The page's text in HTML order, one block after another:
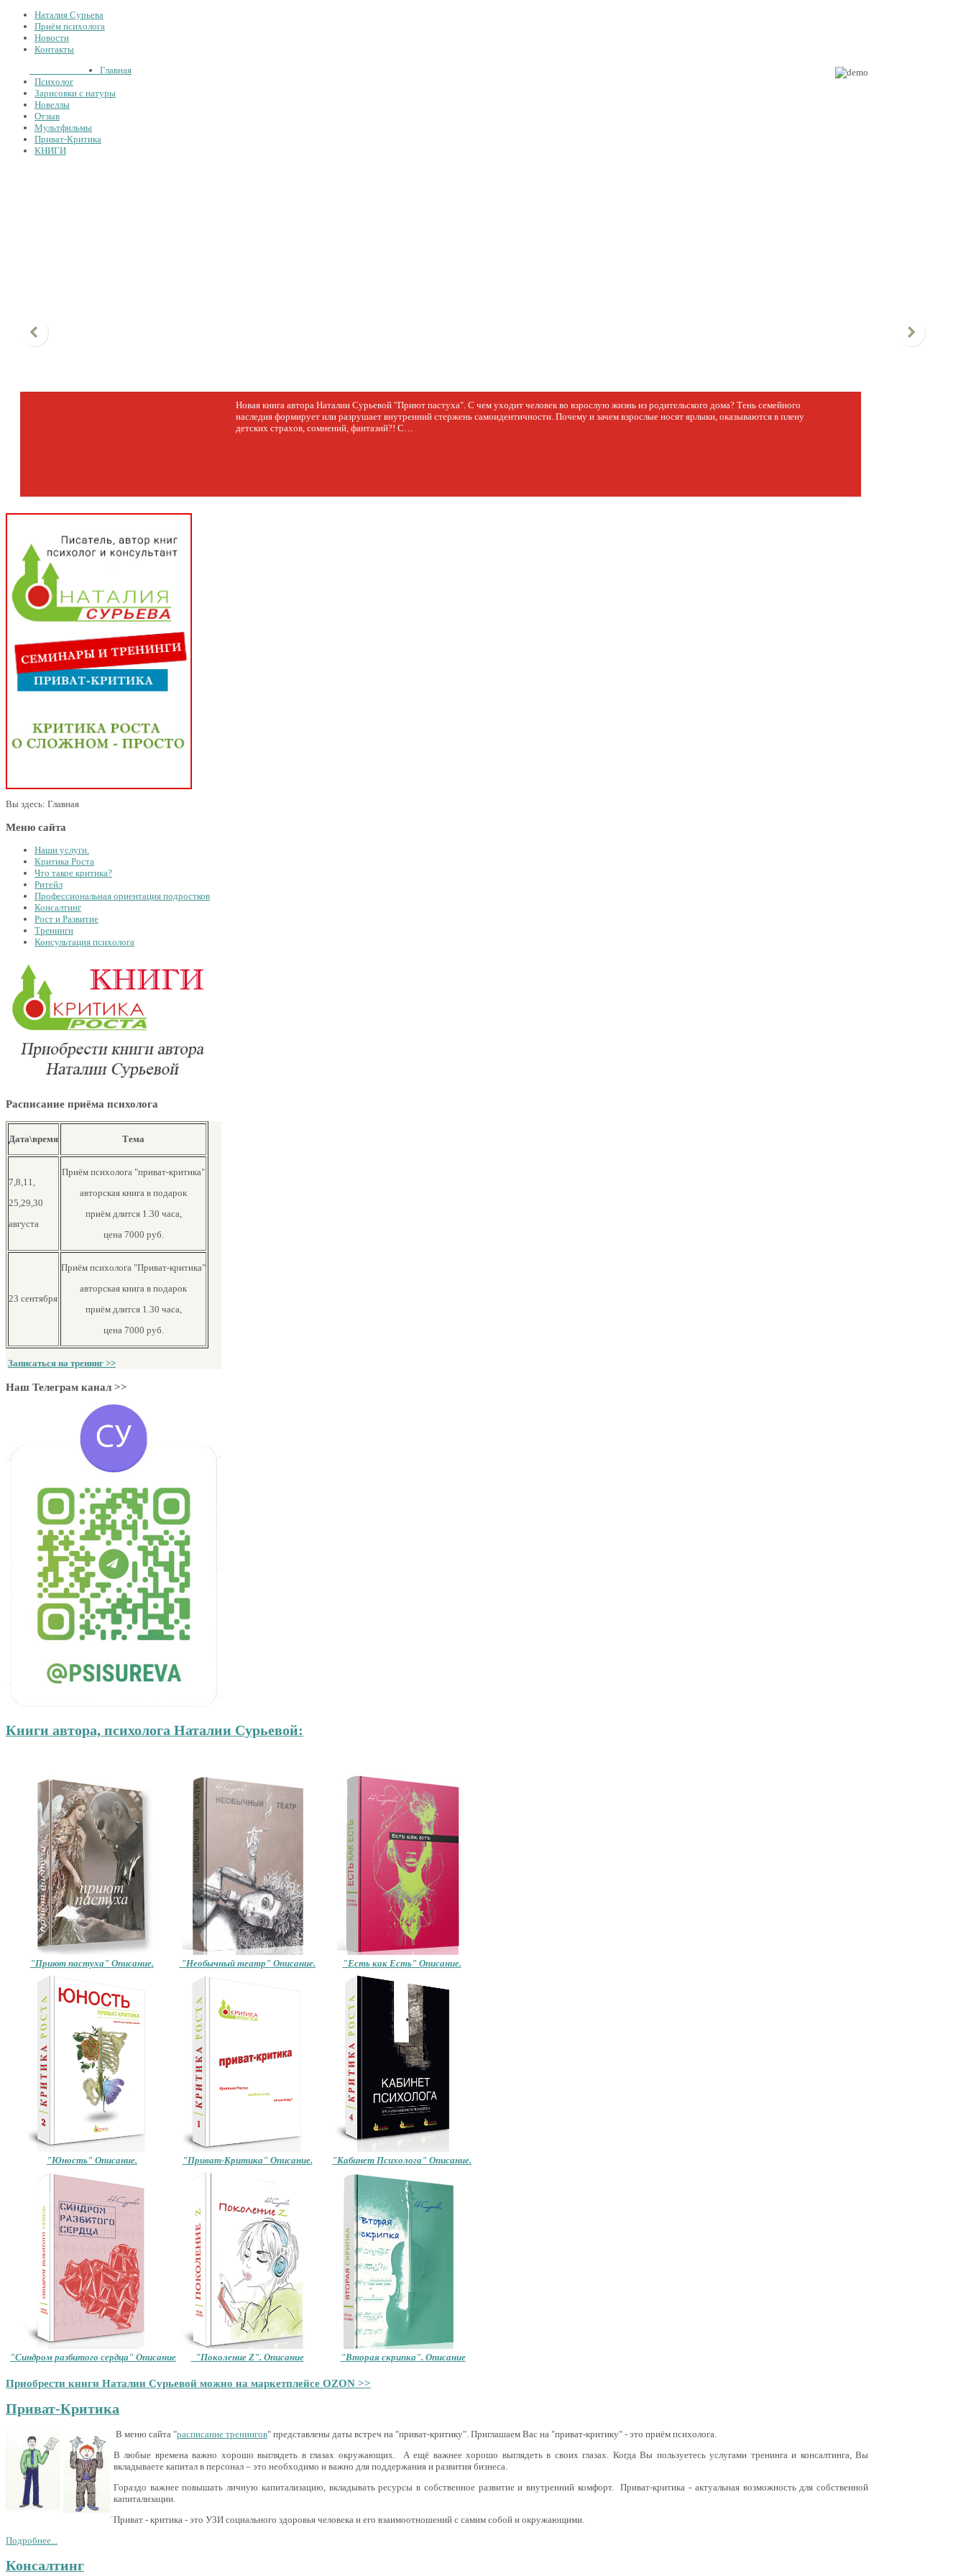
Наталия Сурьева
Приём психолога
Новости
Контакты
234-19-32 Главная
Психолог
Зарисовки с натуры
Новеллы
Отзыв
Мультфильмы
Приват-Критика
КНИГИ
Новая книга автора Наталии Сурьевой "Приют пастуха". С чем уходит человек во взрослую жизнь из родительского дома? Тень семейного
наследия формирует или разрушает внутренний стержень самоидентичности. Почему и зачем взрослые носят ярлыки, оказываются в плену
детских страхов, сомнений, фантазий?! С…
жена, перестав…
Книга «Поколение Z» является продолжением книги «Юность». «Поколение Z» – это люди, родившиеся в период с 1997 по 2012 год. Они живут
в цифровом мире, их называют «зуммеры». В книге собраны работы психолога с молодыми людьми данного поколения. Рассмотрены
Вы здесь: Главная
Меню сайта
Наши услуги.
Критика Роста
Что такое критика?
Ритейл
Профессиональная ориентация подростков
Консалтинг
Рост и Развитие
Тренинги
Консультация психолога
Расписание приёма психолога
Дата\время Тема
7,8,11,
25,29,30
августа
Приём психолога "приват-критика"
авторская книга в подарок
приём длится 1.30 часа,
цена 7000 руб.
23 сентября
Приём психолога "Приват-критика"
авторская книга в подарок
приём длится 1.30 часа,
цена 7000 руб.
Записаться на тренинг >>
Наш Телеграм канал >>
Книги автора, психолога Наталии Сурьевой:
"Приют пастуха" Описание. "Необычный театр" Описание. "Есть как Есть" Описание.
"Юность" Описание. "Приват-Критика" Описание. "Кабинет Психолога" Описание.
"Синдром разбитого сердца" Описание "Поколение Z". Описание "Вторая скрипка". Описание
Приобрести книги Наталии Сурьевой можно на маркетплейсе OZON >>
Приват-Критика
В меню сайта "расписание тренингов" представлены даты встреч на "приват-критику". Приглашаем Вас на "приват-критику" - это приём психолога.
В любые времена важно хорошо выглядеть в глазах окружающих. А ещё важнее хорошо выглядеть в своих глазах. Когда Вы пользуетесь услугами тренинга и консалтинга, Вы
вкладываете капитал в персонал – это необходимо и важно для поддержания и развития бизнеса.
Гораздо важнее повышать личную капитализацию, вкладывать ресурсы в собственное развитие и внутренний комфорт. Приват-критика - актуальная возможность для собственной
капитализации.
Приват - критика - это УЗИ социального здоровья человека и его взаимоотношений с самим собой и окружающими.
Подробнее...
Консалтинг